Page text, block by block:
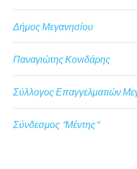
Δήμος Μεγανησίου
Παναγιώτης Κονιδάρης
Σύλλογος Επαγγελματιών
Σύνδεσμος "Μέντης"